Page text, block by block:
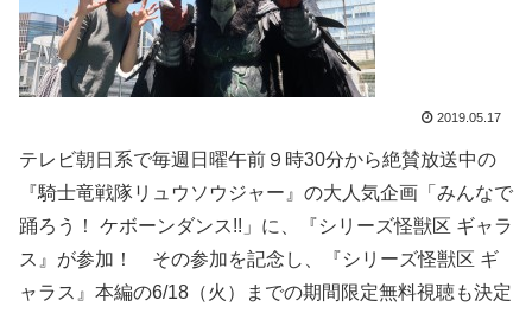
2019.05.17
テレビ朝日系で毎週日曜午前９時30分から絶賛放送中の
『騎士竜戦隊リュウソウジャー』の大人気企画「みんなで
踊ろう！ ケボーンダンス!!」に、『シリーズ怪獣区 ギャラ
ス』が参加！ その参加を記念し、『シリーズ怪獣区 ギ
ャラス』本編の6/18（火）までの期間限定無料視聴も決定